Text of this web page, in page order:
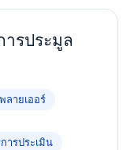
ารประมูล
ลายเออร์
ารประเมิน